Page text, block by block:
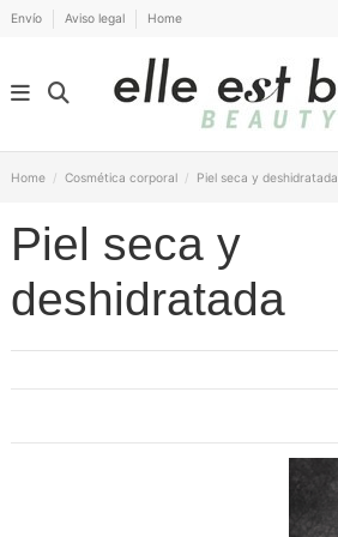
Envío Aviso legal Home
Home Cosmética corporal Piel seca y deshidratada
Piel seca y
deshidratada